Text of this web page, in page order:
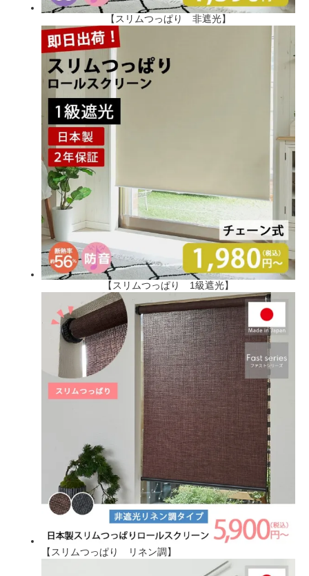
【スリムつっぱり 非遮光】
【スリムつっぱり 1級遮光】
【スリムつっぱり リネン調】